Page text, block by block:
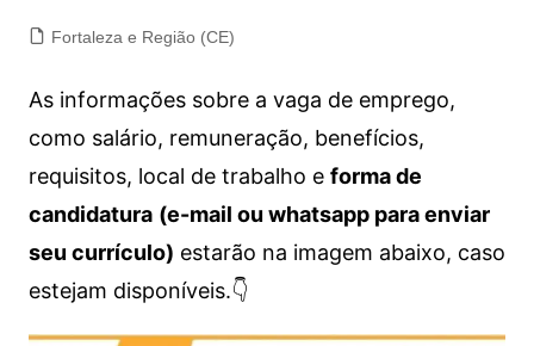
Fortaleza e Região (CE)
As informações sobre a vaga de emprego,
como salário, remuneração, benefícios,
requisitos, local de trabalho e forma de
candidatura (e-mail ou whatsapp para enviar
seu currículo) estarão na imagem abaixo, caso
estejam disponíveis.👇